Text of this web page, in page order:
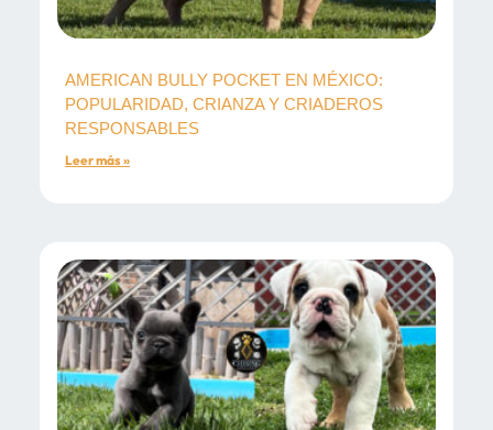
AMERICAN BULLY POCKET EN MÉXICO:
POPULARIDAD, CRIANZA Y CRIADEROS
RESPONSABLES
Leer más »